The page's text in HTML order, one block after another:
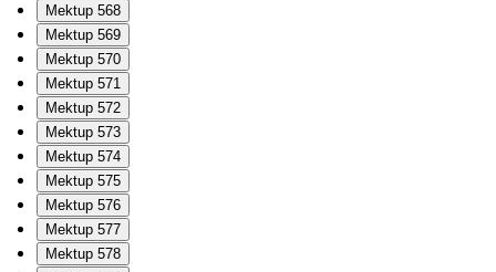
Mektup 568
Mektup 569
Mektup 570
Mektup 571
Mektup 572
Mektup 573
Mektup 574
Mektup 575
Mektup 576
Mektup 577
Mektup 578